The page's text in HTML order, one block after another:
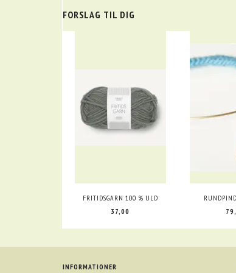
FORSLAG TIL DIG
FRITIDSGARN 100 % ULD
37,00
INFORMATIONER